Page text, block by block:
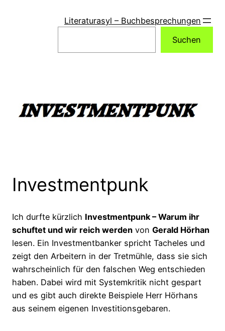
Literaturasyl – Buchbesprechungen
Suchen
Investmentpunk
Ich durfte kürzlich Investmentpunk – Warum ihr
schuftet und wir reich werden von Gerald Hörhan
lesen. Ein Investmentbanker spricht Tacheles und
zeigt den Arbeitern in der Tretmühle, dass sie sich
wahrscheinlich für den falschen Weg entschieden
haben. Dabei wird mit Systemkritik nicht gespart
und es gibt auch direkte Beispiele Herr Hörhans
aus seinem eigenen Investitionsgebaren.